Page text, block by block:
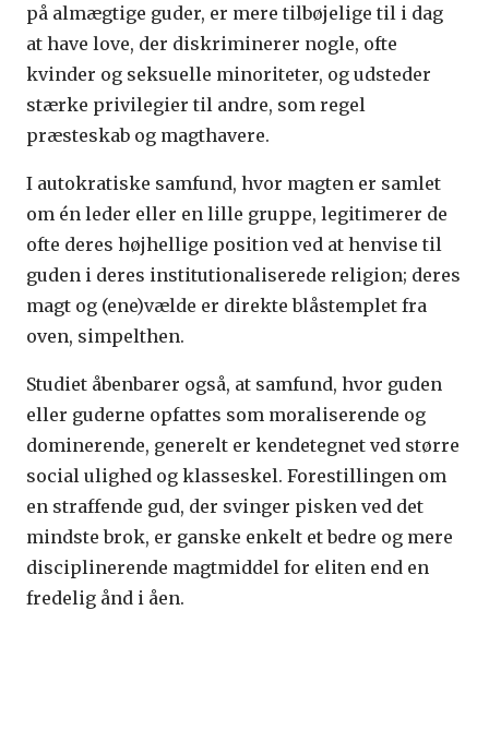
på almægtige guder, er mere tilbøjelige til i dag
at have love, der diskriminerer nogle, ofte
kvinder og seksuelle minoriteter, og udsteder
stærke privilegier til andre, som regel
præsteskab og magthavere.
I autokratiske samfund, hvor magten er samlet
om én leder eller en lille gruppe, legitimerer de
ofte deres højhellige position ved at henvise til
guden i deres institutionaliserede religion; deres
magt og (ene)vælde er direkte blåstemplet fra
oven, simpelthen.
Studiet åbenbarer også, at samfund, hvor guden
eller guderne opfattes som moraliserende og
dominerende, generelt er kendetegnet ved større
social ulighed og klasseskel. Forestillingen om
en straffende gud, der svinger pisken ved det
mindste brok, er ganske enkelt et bedre og mere
disciplinerende magtmiddel for eliten end en
fredelig ånd i åen.